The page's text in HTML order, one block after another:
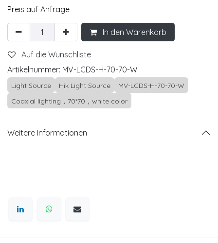
Preis auf Anfrage
In den Warenkorb
Auf die Wunschliste
Artikelnummer: MV-LCDS-H-70-70-W
Light Source Hik Light Source
MV-LCDS-H-70-70-W
Coaxial lighting，70*70，white color
Weitere Informationen